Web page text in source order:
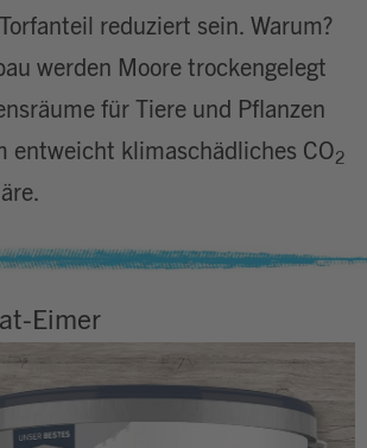
reduziert sein. Warum?
werden Moore trockengelegt
für Tiere und Pflanzen
entweicht klimaschädliches CO2
Eimer